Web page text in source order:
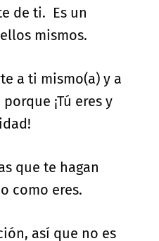
de ti. Es un
mismos.
a ti mismo(a) y a
¡Tú eres y
que te hagan
como eres.
así que no es